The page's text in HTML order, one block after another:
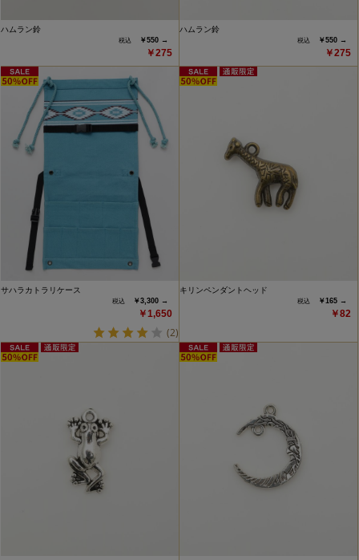
ハムラン鈴
￥550 →
￥275
ハムラン鈴
￥550 →
￥275
サハラカトラリケース
￥3,300 →
￥1,650
(2)
キリンペンダントヘッド
￥165 →
￥82